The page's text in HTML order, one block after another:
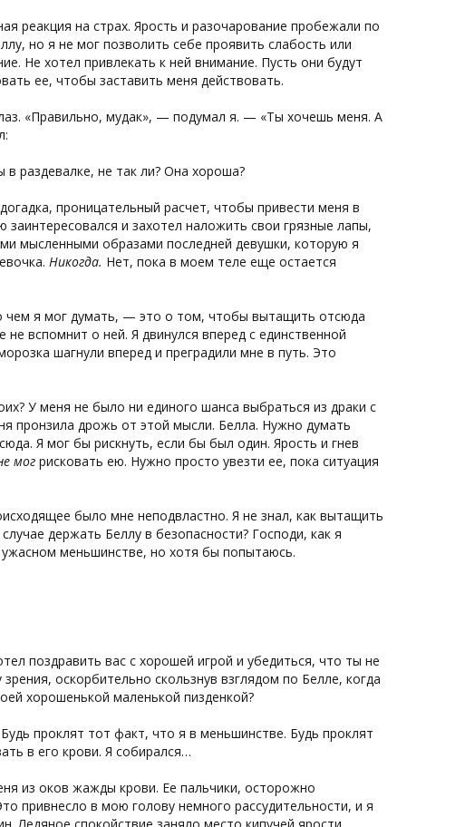
реакция на страх. Ярость и разочарование пробежали по
но я не мог позволить себе проявить слабость или
Не хотел привлекать к ней внимание. Пусть они будут
ее, чтобы заставить меня действовать.
«Правильно, мудак», — подумал я. — «Ты хочешь меня. А
раздевалке, не так ли? Она хороша?
проницательный расчет, чтобы привести меня в
и захотел наложить свои грязные лапы,
мысленными образами последней девушки, которую я
Никогда. Нет, пока в моем теле еще остается
чем я мог думать, — это о том, чтобы вытащить отсюда
вспомнит о ней. Я двинулся вперед с единственной
шагнули вперед и преградили мне в путь. Это
У меня не было ни единого шанса выбраться из драки с
пронзила дрожь от этой мысли. Белла. Нужно думать
Я мог бы рискнуть, если бы был один. Ярость и гнев
мог рисковать ею. Нужно просто увезти ее, пока ситуация
было мне неподвластно. Я не знал, как вытащить
держать Беллу в безопасности? Господи, как я
меньшинстве, но хотя бы попытаюсь.
поздравить вас с хорошей игрой и убедиться, что ты не
оскорбительно скользнув взглядом по Белле, когда
хорошенькой маленькой пизденкой?
проклят тот факт, что я в меньшинстве. Будь проклят
в его крови. Я собирался…
из оков жажды крови. Ее пальчики, осторожно
привнесло в мою голову немного рассудительности, и я